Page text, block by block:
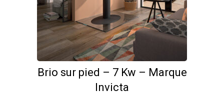
Brio sur pied – 7 Kw – Marque
Invicta